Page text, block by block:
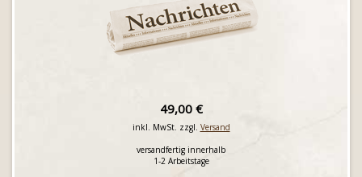
49,00 €
inkl. MwSt. zzgl. Versand
versandfertig innerhalb
1-2 Arbeitstage